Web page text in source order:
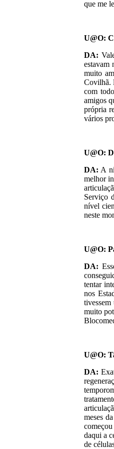
que me
U@O:
DA:
estavam
muito
Covilhã.
com
amigos
própria
vários
U@O:
DA: A
melhor
Serviço
nível
neste
U@O:
DA:
tentar
nos
muito
U@O:
DA:
meses
daqui a
de